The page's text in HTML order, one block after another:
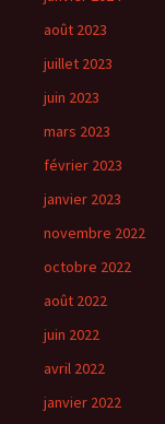
août 2023
juillet 2023
juin 2023
mars 2023
février 2023
janvier 2023
novembre 2022
octobre 2022
août 2022
juin 2022
avril 2022
janvier 2022